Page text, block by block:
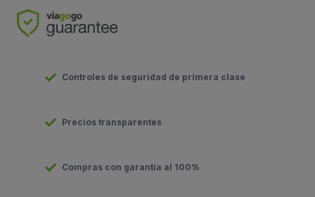
Controles de seguridad de primera clase
Precios transparentes
Compras con garantía al 100%